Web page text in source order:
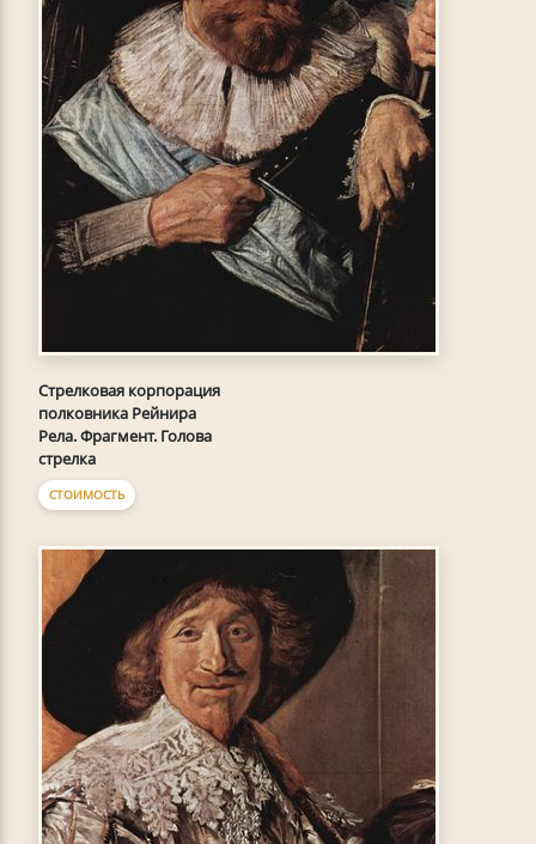
Стрелковая корпорация
полковника Рейнира
Рела. Фрагмент. Голова
стрелка
СТОИМОСТЬ